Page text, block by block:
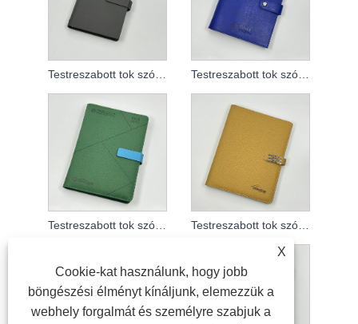
X
Cookie-kat használunk, hogy jobb
böngészési élményt kínáljunk, elemezzük a
webhely forgalmát és személyre szabjuk a